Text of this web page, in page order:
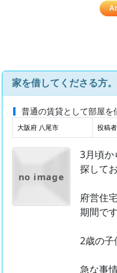
家を借してくださる方。
普通の賃貸として部屋を
大阪府 八尾市 投稿
no image
3月頃か
探して
府営住
期間です
2歳の子
急な事